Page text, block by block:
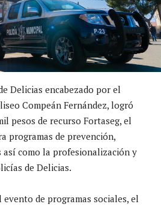
Delicias encabezado por el
Compeán Fernández, logró
pesos de recurso Fortaseg, el
programas de prevención,
así como la profesionalización y
de Delicias.
de programas sociales, el